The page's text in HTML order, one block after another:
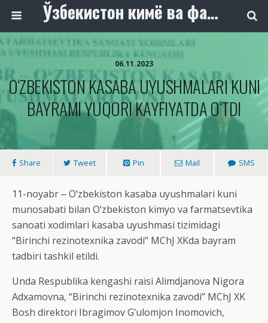
Ўзбекистон кимё ва фармацевтика саноати ходимлари касаба уюшмаси
06.11.2023
O‘ZBEKISTON KASABA UYUSHMALARI KUNI
BAYRAMI YUQORI KAYFIYATDA O‘TDI
Share Tweet Pin Mail SMS
11-noyabr ‒ O‘zbekiston kasaba uyushmalari kuni
munosabati bilan O‘zbekiston kimyo va farmatsevtika
sanoati xodimlari kasaba uyushmasi tizimidagi
“Birinchi rezinotexnika zavodi” MChJ XKda bayram
tadbiri tashkil etildi.
Unda Respublika kengashi raisi Alimdjanova Nigora
Adxamovna, “Birinchi rezinotexnika zavodi” MChJ XK
Bosh direktori Ibragimov G‘ulomjon Inomovich,